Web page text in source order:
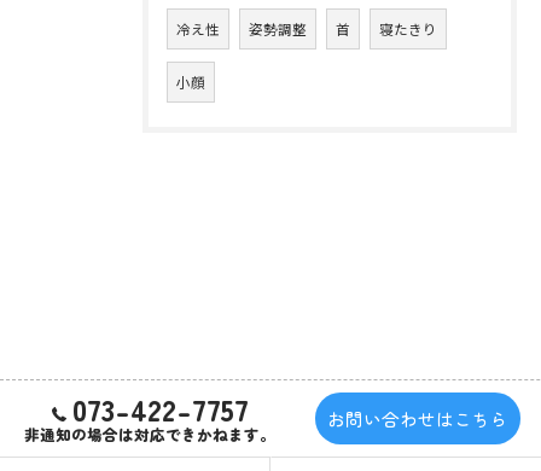
冷え性 姿勢調整 首 寝たきり
小顔
073-422-7757
非通知の場合は対応できかねます。
お問い合わせはこちら